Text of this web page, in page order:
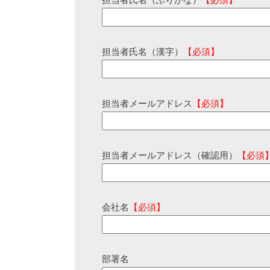
担当者氏名（漢字） 【必須】
担当者メールアドレス 【必須】
担当者メールアドレス（確認用） 【必須
会社名 【必須】
部署名